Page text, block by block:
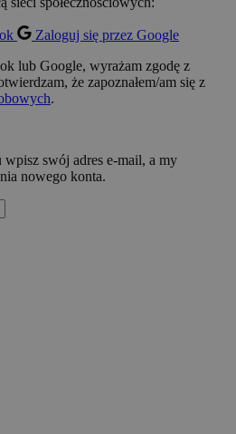
Zaloguj się przez Google
lub Google, wyrażam zgodę z
że zapoznałem/am się z
.
swój adres e-mail, a my
nowego konta.